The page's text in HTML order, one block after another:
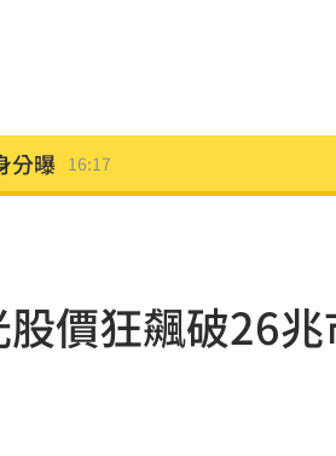
傷 16:15
過
曝光 16:12
哭
價狂飆破26